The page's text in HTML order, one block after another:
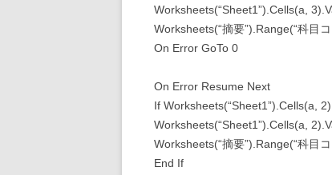
Worksheets(“Sheet1”).Cells(a,
Worksheets(“摘要”).Range(“科目
On Error GoTo 0
On Error Resume Next
If Worksheets(“Sheet1”).Cells(a,
Worksheets(“Sheet1”).Cells(a,
Worksheets(“摘要”).Range(“科目
End If